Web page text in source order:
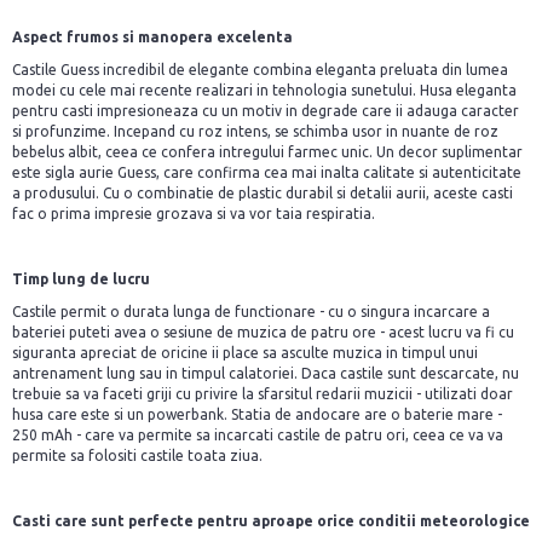
Aspect frumos si manopera excelenta
Castile Guess incredibil de elegante combina eleganta preluata din lumea
modei cu cele mai recente realizari in tehnologia sunetului. Husa eleganta
pentru casti impresioneaza cu un motiv in degrade care ii adauga caracter
si profunzime. Incepand cu roz intens, se schimba usor in nuante de roz
bebelus albit, ceea ce confera intregului farmec unic. Un decor suplimentar
este sigla aurie Guess, care confirma cea mai inalta calitate si autenticitate
a produsului. Cu o combinatie de plastic durabil si detalii aurii, aceste casti
fac o prima impresie grozava si va vor taia respiratia.
Timp lung de lucru
Castile permit o durata lunga de functionare - cu o singura incarcare a
bateriei puteti avea o sesiune de muzica de patru ore - acest lucru va fi cu
siguranta apreciat de oricine ii place sa asculte muzica in timpul unui
antrenament lung sau in timpul calatoriei. Daca castile sunt descarcate, nu
trebuie sa va faceti griji cu privire la sfarsitul redarii muzicii - utilizati doar
husa care este si un powerbank. Statia de andocare are o baterie mare -
250 mAh - care va permite sa incarcati castile de patru ori, ceea ce va va
permite sa folositi castile toata ziua.
Casti care sunt perfecte pentru aproape orice conditii meteorologice